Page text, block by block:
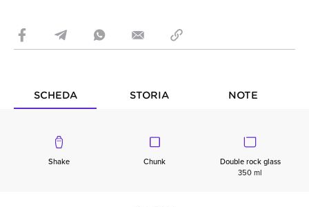
SCHEDA STORIA NOTE
Shake Chunk
Double rock glass
350 ml